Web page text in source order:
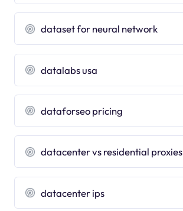
dataset for neural network
datalabs usa
dataforseo pricing
datacenter vs residential proxies
datacenter ips